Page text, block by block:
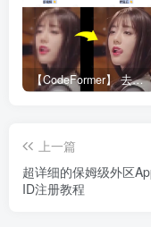
【CodeFormer】 去马赛克神器
上一篇
超详细的保姆级外区
ID注册教程